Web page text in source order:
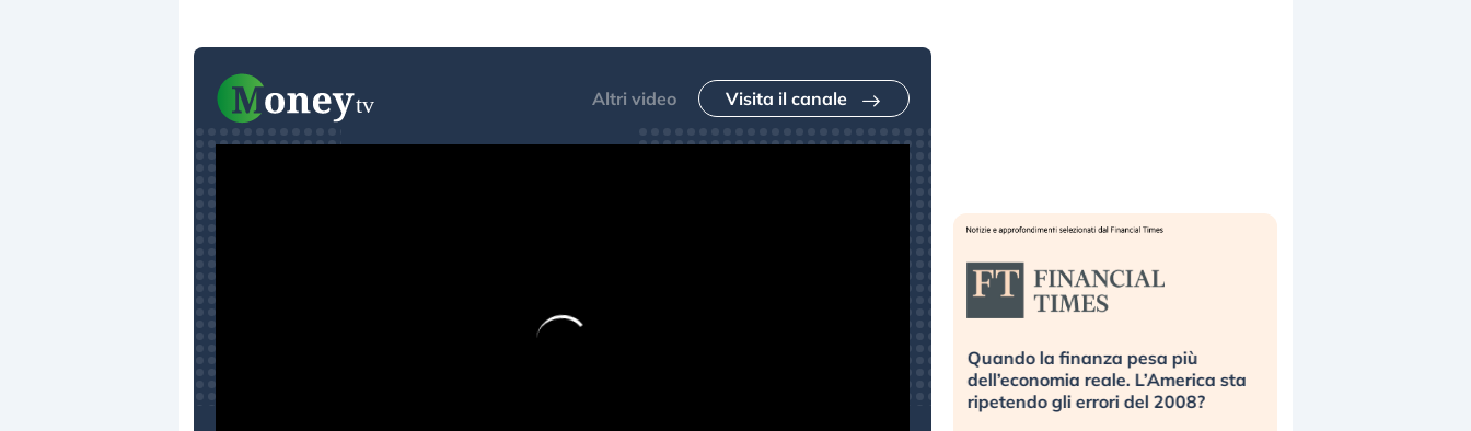
Altri video Visita il canale
Quando la finanza pesa più
dell’economia reale. L’America sta
ripetendo gli errori del 2008?